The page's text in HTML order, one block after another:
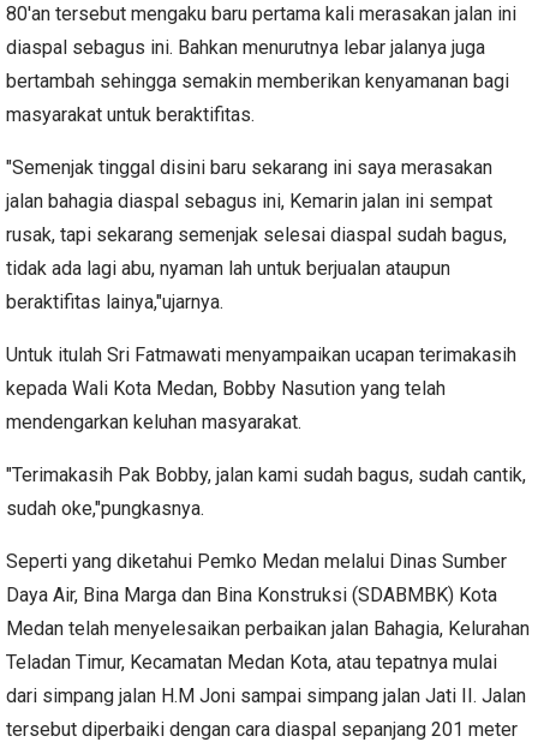
80'an tersebut mengaku baru pertama kali merasakan jalan ini
diaspal sebagus ini. Bahkan menurutnya lebar jalanya juga
bertambah sehingga semakin memberikan kenyamanan bagi
masyarakat untuk beraktifitas.
"Semenjak tinggal disini baru sekarang ini saya merasakan
jalan bahagia diaspal sebagus ini, Kemarin jalan ini sempat
rusak, tapi sekarang semenjak selesai diaspal sudah bagus,
tidak ada lagi abu, nyaman lah untuk berjualan ataupun
beraktifitas lainya,"ujarnya.
Untuk itulah Sri Fatmawati menyampaikan ucapan terimakasih
kepada Wali Kota Medan, Bobby Nasution yang telah
mendengarkan keluhan masyarakat.
"Terimakasih Pak Bobby, jalan kami sudah bagus, sudah cantik,
sudah oke,"pungkasnya.
Seperti yang diketahui Pemko Medan melalui Dinas Sumber
Daya Air, Bina Marga dan Bina Konstruksi (SDABMBK) Kota
Medan telah menyelesaikan perbaikan jalan Bahagia, Kelurahan
Teladan Timur, Kecamatan Medan Kota, atau tepatnya mulai
dari simpang jalan H.M Joni sampai simpang jalan Jati II. Jalan
tersebut diperbaiki dengan cara diaspal sepanjang 201 meter